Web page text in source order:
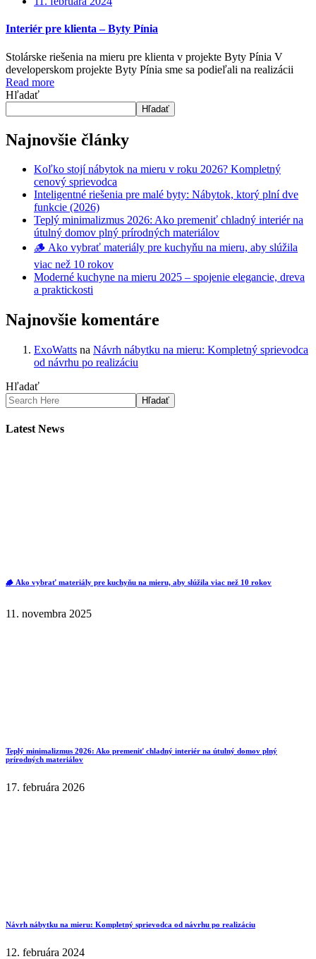
Interiér pre klienta – Byty Pínia
Stolárske riešenia na mieru pre klienta v projekte Byty Pínia V
developerskom projekte Byty Pínia sme sa podieľali na realizácii
Read more
Hľadať
Hľadať
Najnovšie články
Koľko stojí nábytok na mieru v roku 2026? Kompletný
cenový sprievodca
Inteligentné riešenia pre malé byty: Nábytok, ktorý plní dve
funkcie (2026)
Teplý minimalizmus 2026: Ako premeniť chladný interiér na
útulný domov plný prírodných materiálov
🪵 Ako vybrať materiály pre kuchyňu na mieru, aby slúžila
viac než 10 rokov
Moderné kuchyne na mieru 2025 – spojenie elegancie, dreva
a praktickosti
Najnovšie komentáre
ExoWatts na Návrh nábytku na mieru: Kompletný sprievodca
od návrhu po realizáciu
Hľadať
Hľadať
Latest News
🪵 Ako vybrať materiály pre kuchyňu na mieru, aby slúžila viac než 10 rokov
11. novembra 2025
Teplý minimalizmus 2026: Ako premeniť chladný interiér na útulný domov plný
prírodných materiálov
17. februára 2026
Návrh nábytku na mieru: Kompletný sprievodca od návrhu po realizáciu
12. februára 2024